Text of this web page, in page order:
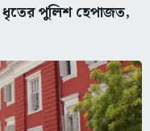
ধৃতের পুলিশ হেপাজত,